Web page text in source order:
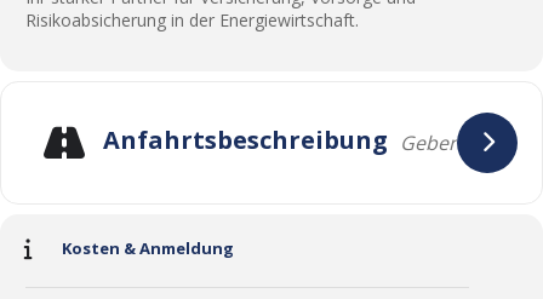
Risikoabsicherung in der Energiewirtschaft.
Anfahrtsbeschreibung
Kosten & Anmeldung